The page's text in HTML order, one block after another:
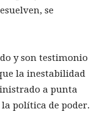
se
y son testimonio
la inestabilidad
a punta
política de poder.